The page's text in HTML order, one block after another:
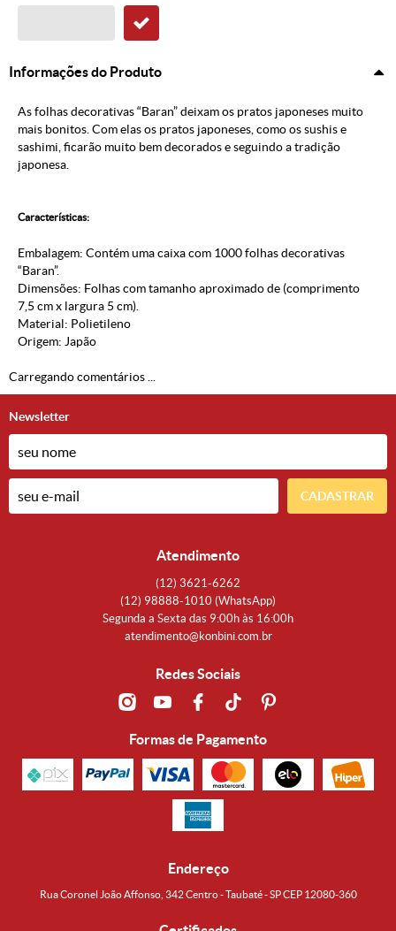
Informações do Produto
As folhas decorativas “Baran” deixam os pratos japoneses muito
mais bonitos. Com elas os pratos japoneses, como os sushis e
sashimi, ficarão muito bem decorados e seguindo a tradição
japonesa.
Características:
Embalagem: Contém uma caixa com 1000 folhas decorativas
“Baran”.
Dimensões: Folhas com tamanho aproximado de (comprimento
7,5 cm x largura 5 cm).
Material: Polietileno
Origem: Japão
Carregando comentários ...
Newsletter
CADASTRAR
Atendimento
(12) 3621-6262
(12) 98888-1010 (WhatsApp)
Segunda a Sexta das 9:00h às 16:00h
atendimento@konbini.com.br
Redes Sociais
Formas de Pagamento
Endereço
Rua Coronel João Affonso, 342 Centro - Taubaté - SP CEP 12080-360